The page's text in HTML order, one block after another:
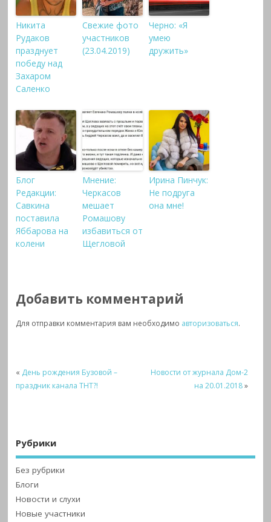
Никита
Рудаков
празднует
победу над
Захаром
Саленко
Свежие фото
участников
(23.04.2019)
Черно: «Я
умею
дружить»
Блог
Редакции:
Савкина
поставила
Яббарова на
колени
Мнение:
Черкасов
мешает
Ромашову
избавиться от
Щегловой
Ирина Пинчук:
Не подруга
она мне!
Добавить комментарий
Для отправки комментария вам необходимо авторизоваться.
« День рождения Бузовой –
праздник канала ТНТ?!
Новости от журнала Дом-2
на 20.01.2018»
Рубрики
Без рубрики
Блоги
Новости и слухи
Новые участники